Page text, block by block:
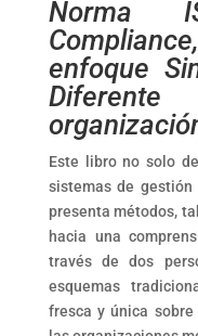
Norma
enfoque
Este libro no solo
sistemas de
presenta métodos,
hacia una
través de dos
esquemas
fresca y única